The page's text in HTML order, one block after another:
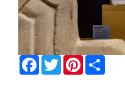
Facebook
TwitterPinterest